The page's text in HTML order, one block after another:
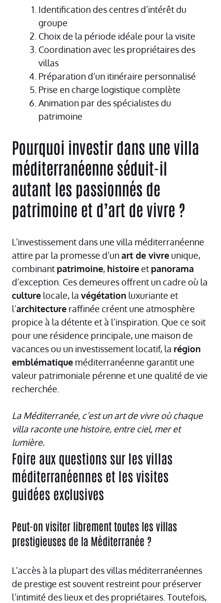
Identification des centres d’intérêt du
groupe
Choix de la période idéale pour la visite
Coordination avec les propriétaires des
villas
Préparation d’un itinéraire personnalisé
Prise en charge logistique complète
Animation par des spécialistes du
patrimoine
Pourquoi investir dans une villa
méditerranéenne séduit-il
autant les passionnés de
patrimoine et d’art de vivre ?
L’investissement dans une villa méditerranéenne
attire par la promesse d’unart de vivre unique,
combinant patrimoine, histoireet panorama
d’exception. Ces demeures offrent un cadre où la
culture locale, la végétation luxuriante et
l’architecture raffinée créent une atmosphère
propice à la détente et à l’inspiration. Que ce soit
pour une résidence principale, une maison de
vacances ou un investissement locatif, la région
emblématique méditerranéenne garantit une
valeur patrimoniale pérenne et une qualité de vie
recherchée.
La Méditerranée, c’est un art de vivre où chaque
villa raconte une histoire, entre ciel, mer et
lumière.
Foire aux questions sur les villas
méditerranéennes et les visites
guidées exclusives
Peut-on visiter librement toutes les villas
prestigieuses de la Méditerranée ?
L’accès à la plupart des villas méditerranéennes
de prestige est souvent restreint pour préserver
l’intimité des lieux et des propriétaires. Toutefois,